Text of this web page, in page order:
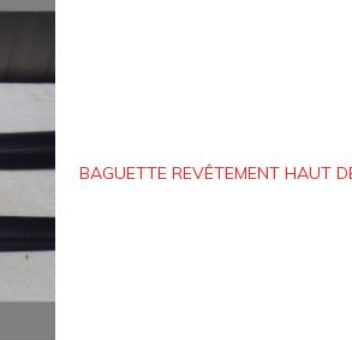
BAGUETTE REVÊTEMENT HAUT